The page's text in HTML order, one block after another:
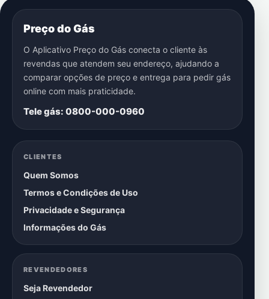
Preço do Gás
O Aplicativo Preço do Gás conecta o cliente às
revendas que atendem seu endereço, ajudando a
comparar opções de preço e entrega para pedir gás
online com mais praticidade.
Tele gás: 0800-000-0960
CLIENTES
Quem Somos
Termos e Condições de Uso
Privacidade e Segurança
Informações do Gás
REVENDEDORES
Seja Revendedor